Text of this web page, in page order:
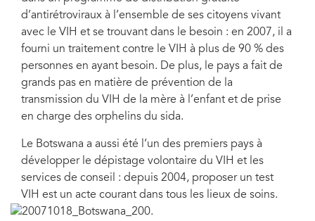
d’antirétroviraux à l’ensemble de ses citoyens vivant
avec le VIH et se trouvant dans le besoin : en 2007, il a
fourni un traitement contre le VIH à plus de 90 % des
personnes en ayant besoin. De plus, le pays a fait de
grands pas en matière de prévention de la
transmission du VIH de la mère à l’enfant et de prise
en charge des orphelins du sida.
Le Botswana a aussi été l’un des premiers pays à
développer le dépistage volontaire du VIH et les
services de conseil : depuis 2004, proposer un test
VIH est un acte courant dans tous les lieux de soins.